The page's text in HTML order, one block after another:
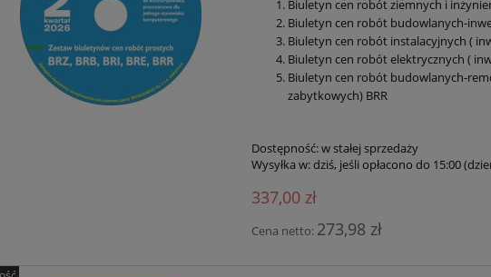
Biuletyn cen robót ziemnych i
Biuletyn cen robót budowlanych-
Biuletyn cen robót instalacyjnych (
Biuletyn cen robót elektrycznych (
Biuletyn cen robót budowlanych-
zabytkowych) BRR
Dostępność:w stałej sprzedaży
Wysyłka w:dziś, jeśli opłacono do 15:00
337,00 zł
Cena netto: 273,98 zł